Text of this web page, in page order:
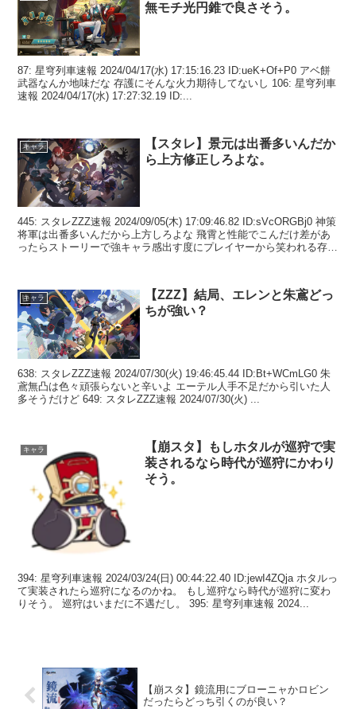
無モチ光円錐で良さそう。
87: 星穹列車速報 2024/04/17(水) 17:15:16.23 ID:ueK+Of+P0 アベ餅
武器なんか地味だな 存護にそんな火力期待してないし 106: 星穹列車
速報 2024/04/17(水) 17:27:32.19 ID:...
キャラ
【スタレ】景元は出番多いんだか
ら上方修正しろよな。
445: スタレZZZ速報 2024/09/05(木) 17:09:46.82 ID:sVcORGBj0 神策
将軍は出番多いんだから上方しろよな 飛霄と性能でこんだけ差があ
ったらストーリーで強キャラ感出す度にプレイヤーから笑われる存在
キャラ
【ZZZ】結局、エレンと朱鳶どっ
ちが強い？
638: スタレZZZ速報 2024/07/30(火) 19:46:45.44 ID:Bt+WCmLG0 朱
鳶無凸は色々頑張らないと辛いよ エーテル人手不足だから引いた人
多そうだけど 649: スタレZZZ速報 2024/07/30(火) ...
キャラ
【崩スタ】もしホタルが巡狩で実
装されるなら時代が巡狩にかわり
そう。
394: 星穹列車速報 2024/03/24(日) 00:44:22.40 ID:jewI4ZQja ホタルっ
て実装されたら巡狩になるのかね。 もし巡狩なら時代が巡狩に変わ
りそう。 巡狩はいまだに不遇だし。 395: 星穹列車速報 2024...
【崩スタ】鏡流用にブローニャかロビン
だったらどっち引くのが良い？